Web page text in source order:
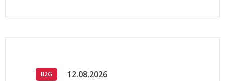
B2G 12.08.2026